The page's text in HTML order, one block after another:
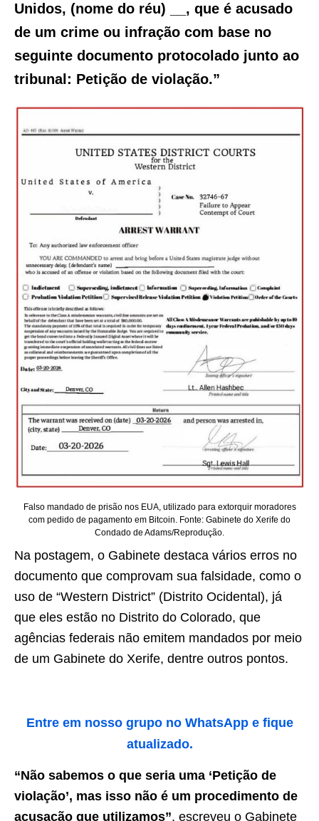
Unidos, (nome do réu) __, que é acusado
de um crime ou infração com base no
seguinte documento protocolado junto ao
tribunal: Petição de violação.”
Falso mandado de prisão nos EUA, utilizado para extorquir moradores
com pedido de pagamento em Bitcoin. Fonte: Gabinete do Xerife do
Condado de Adams/Reprodução.
Na postagem, o Gabinete destaca vários erros no
documento que comprovam sua falsidade, como o
uso de “Western District” (Distrito Ocidental), já
que eles estão no Distrito do Colorado, que
agências federais não emitem mandados por meio
de um Gabinete do Xerife, dentre outros pontos.
Entre em nosso grupo no WhatsApp e fique
atualizado.
“Não sabemos o que seria uma ‘Petição de
violação’, mas isso não é um procedimento de
acusação que utilizamos”, escreveu o Gabinete